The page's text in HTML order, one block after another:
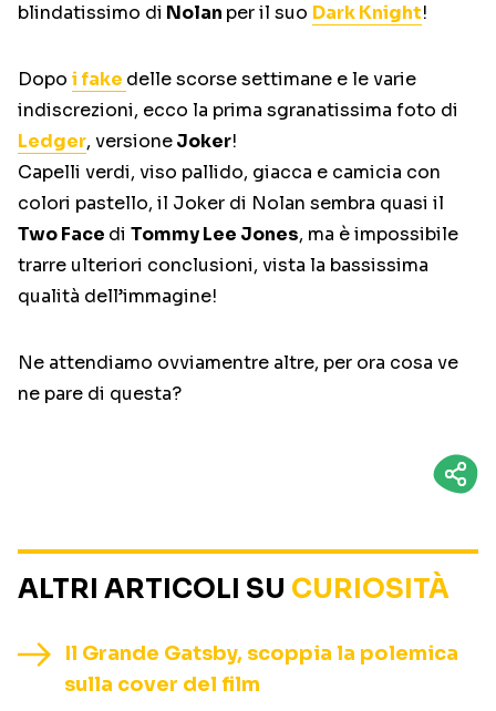
blindatissimo di Nolan per il suo Dark Knight!
Dopo i fake delle scorse settimane e le varie
indiscrezioni, ecco la prima sgranatissima foto di
Ledger, versioneJoker!
Capelli verdi, viso pallido, giacca e camicia con
colori pastello, il Joker di Nolan sembra quasi il
Two Face di Tommy Lee Jones, ma è impossibile
trarre ulteriori conclusioni, vista la bassissima
qualità dell’immagine!
Ne attendiamo ovviamentre altre, per ora cosa ve
ne pare di questa?
ALTRI ARTICOLI SU CURIOSITÀ
Il Grande Gatsby, scoppia la polemica
sulla cover del film